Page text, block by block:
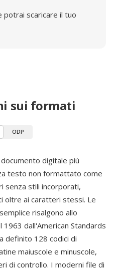
potrai scaricare il tuo
sui formati
ODP
digitale più
testo non formattato come
senza stili incorporati,
oltre ai caratteri stessi. Le
risalgono allo
1963 dall'American Standards
definito 128 codici di
maiuscole e minuscole,
di controllo. I moderni file di